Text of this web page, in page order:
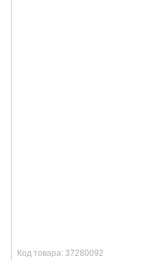
Код товара: 37280092